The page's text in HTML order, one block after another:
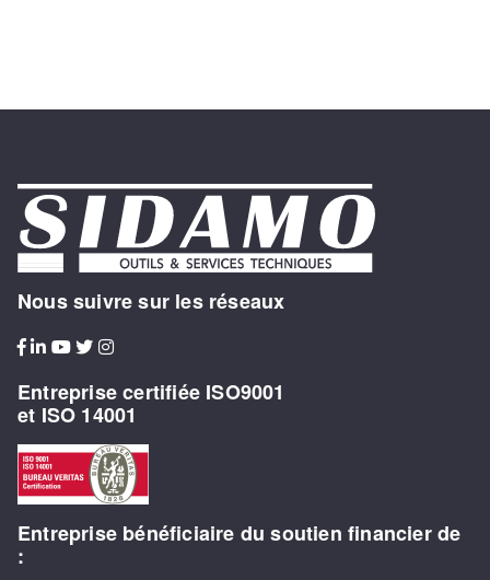
Nous suivre sur les réseaux
Entreprise certifiée ISO9001
et ISO 14001
Entreprise bénéficiaire du soutien financier de
: